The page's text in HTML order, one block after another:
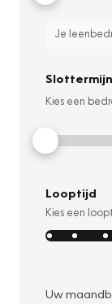
Je
Slottermijn
Kies een
Looptijd
Kies een
Uw